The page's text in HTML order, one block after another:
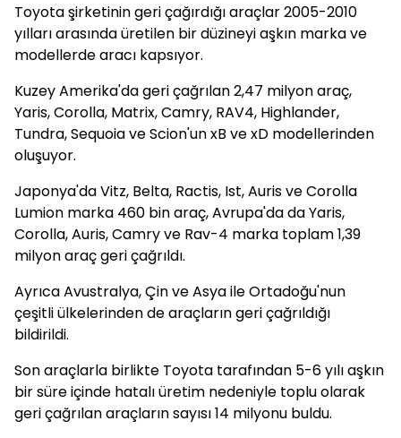
Toyota şirketinin geri çağırdığı araçlar 2005-2010
yılları arasında üretilen bir düzineyi aşkın marka ve
modellerde aracı kapsıyor.
Kuzey Amerika'da geri çağrılan 2,47 milyon araç,
Yaris, Corolla, Matrix, Camry, RAV4, Highlander,
Tundra, Sequoia ve Scion'un xB ve xD modellerinden
oluşuyor.
Japonya'da Vitz, Belta, Ractis, Ist, Auris ve Corolla
Lumion marka 460 bin araç, Avrupa'da da Yaris,
Corolla, Auris, Camry ve Rav-4 marka toplam 1,39
milyon araç geri çağrıldı.
Ayrıca Avustralya, Çin ve Asya ile Ortadoğu'nun
çeşitli ülkelerinden de araçların geri çağrıldığı
bildirildi.
Son araçlarla birlikte Toyota tarafından 5-6 yılı aşkın
bir süre içinde hatalı üretim nedeniyle toplu olarak
geri çağrılan araçların sayısı 14 milyonu buldu.